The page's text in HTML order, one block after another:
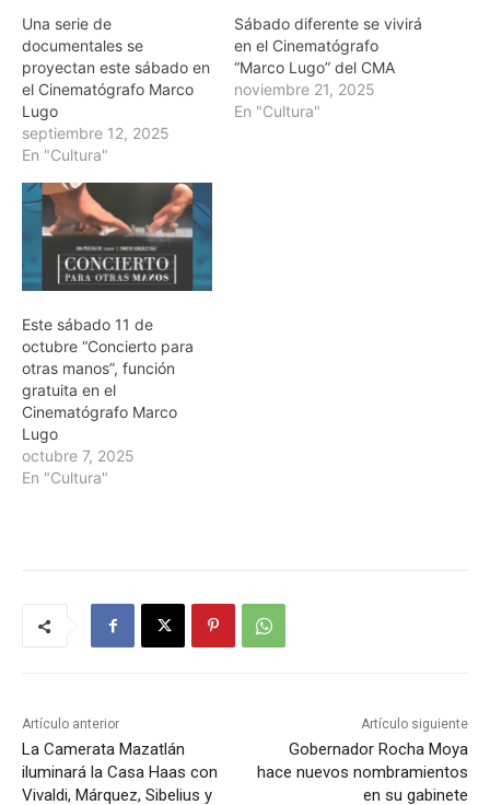
Una serie de
documentales se
proyectan este sábado en
el Cinematógrafo Marco
Lugo
septiembre 12, 2025
En "Cultura"
Sábado diferente se vivirá
en el Cinematógrafo
“Marco Lugo” del CMA
noviembre 21, 2025
En "Cultura"
Este sábado 11 de
octubre “Concierto para
otras manos”, función
gratuita en el
Cinematógrafo Marco
Lugo
octubre 7, 2025
En "Cultura"
Artículo anterior
La Camerata Mazatlán
iluminará la Casa Haas con
Vivaldi, Márquez, Sibelius y
Artículo siguiente
Gobernador Rocha Moya
hace nuevos nombramientos
en su gabinete